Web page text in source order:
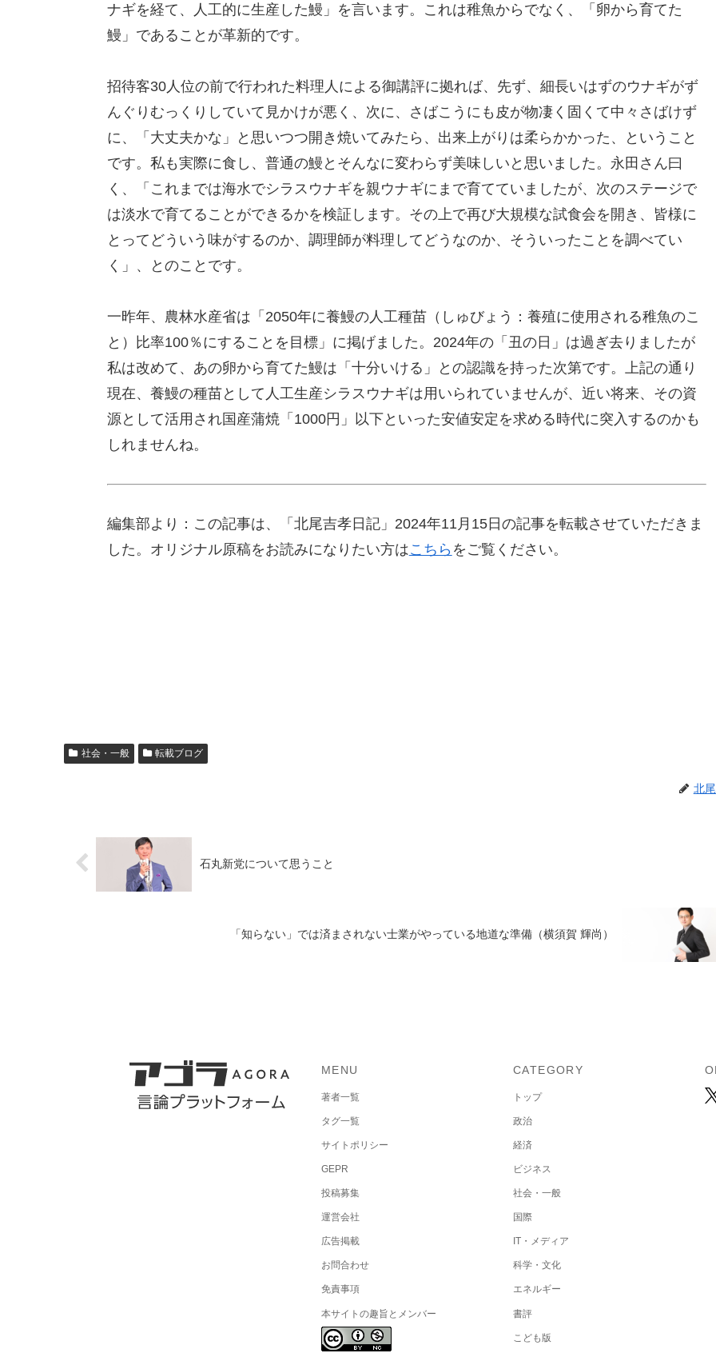
ナギを経て、人工的に生産した鰻」を言います。これは稚魚からでなく、「卵から育てた
鰻」であることが革新的です。
招待客30人位の前で行われた料理人による御講評に拠れば、先ず、細長いはずのウナギがず
んぐりむっくりしていて見かけが悪く、次に、さばこうにも皮が物凄く固くて中々さばけず
に、「大丈夫かな」と思いつつ開き焼いてみたら、出来上がりは柔らかかった、ということ
です。私も実際に食し、普通の鰻とそんなに変わらず美味しいと思いました。永田さん曰
く、「これまでは海水でシラスウナギを親ウナギにまで育てていましたが、次のステージで
は淡水で育てることができるかを検証します。その上で再び大規模な試食会を開き、皆様に
とってどういう味がするのか、調理師が料理してどうなのか、そういったことを調べてい
く」、とのことです。
一昨年、農林水産省は「2050年に養鰻の人工種苗（しゅびょう：養殖に使用される稚魚のこ
と）比率100％にすることを目標」に掲げました。2024年の「丑の日」は過ぎ去りましたが
私は改めて、あの卵から育てた鰻は「十分いける」との認識を持った次第です。上記の通り
現在、養鰻の種苗として人工生産シラスウナギは用いられていませんが、近い将来、その資
源として活用され国産蒲焼「1000円」以下といった安値安定を求める時代に突入するのかも
しれませんね。
編集部より：この記事は、「北尾吉孝日記」2024年11月15日の記事を転載させていただきま
した。オリジナル原稿をお読みになりたい方はこちら をご覧ください。
社会・一般 転載ブログ
北
石丸新党について思うこと
「知らない」では済まされない士業がやっている地道な準備（横須賀 輝尚）
MENU
著者一覧
タグ一覧
サイトポリシー
GEPR
投稿募集
運営会社
広告掲載
お問合わせ
免責事項
本サイトの趣旨とメンバー
CATEGORY
トップ
政治
経済
ビジネス
社会・一般
国際
IT・メディア
科学・文化
エネルギー
書評
こども版